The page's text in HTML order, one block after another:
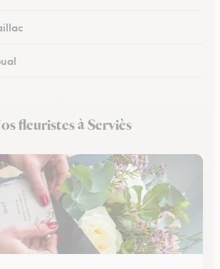
sur-Vèbre
fleuristes à Serviès